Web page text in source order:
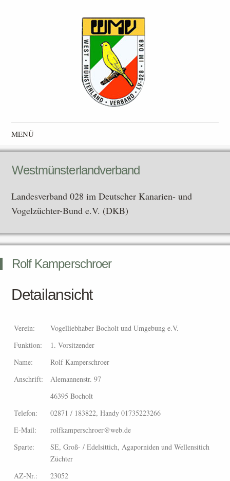
Westmünsterlandverband
Landesverband 028 im Deutscher Kanarien- und Vogelzüchter-
Bund e.V. (DKB)
MENÜ
Zum Inhalt springen
Westmünsterlandverband
Landesverband 028 im Deutscher Kanarien- und
Vogelzüchter-Bund e.V. (DKB)
Rolf Kamperschroer
Detailansicht
Verein:
Vogelliebhaber Bocholt und Umgebung e.V.
Funktion:
1. Vorsitzender
Name:
Rolf Kamperschroer
Anschrift:
Alemannenstr. 97
46395 Bocholt
Telefon:
02871 / 183822, Handy 01735223266
E-Mail:
rolfkamperschroer@web.de
Sparte:
SE, Groß- / Edelsittich, Agaporniden und Wellensitich
Züchter
AZ-Nr.:
23052